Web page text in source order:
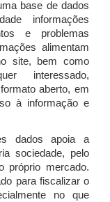
base de dados
informações
e problemas
alimentam
site, bem como
interessado,
aberto, em
à informação e
dados apoia a
sociedade, pelo
próprio mercado.
para fiscalizar o
no que